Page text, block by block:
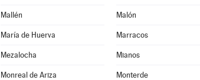
Mallén Malón
María de Huerva Marracos
Mezalocha Mianos
Monreal de Ariza Monterde